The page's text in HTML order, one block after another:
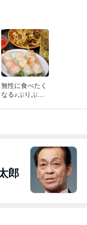
無性に食べたく
なる♪ぷりぷり
郎